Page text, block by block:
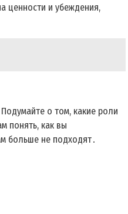
ценности и убеждения,
о том, какие роли
понять, как вы
больше не подходят․